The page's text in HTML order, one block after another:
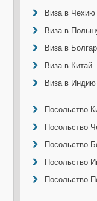
Виза в Чехию
Виза в
Виза в
Виза в Китай
Виза в Индию
Посольство
Посольство
Посольство
Посольство
Посольство